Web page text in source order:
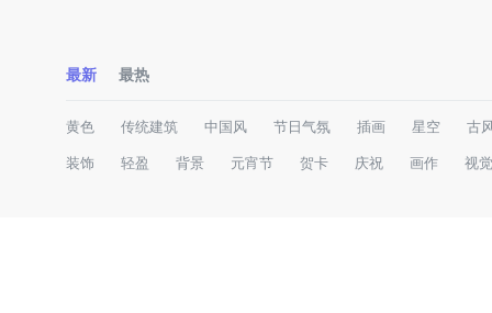
最新 最热
黄色 传统建筑 中国风 节日气氛 插画 星空 古
装饰 轻盈 背景 元宵节 贺卡 庆祝 画作 视